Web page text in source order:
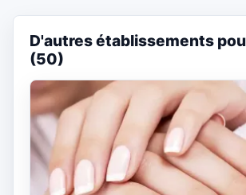
D'autres établissements
(50)